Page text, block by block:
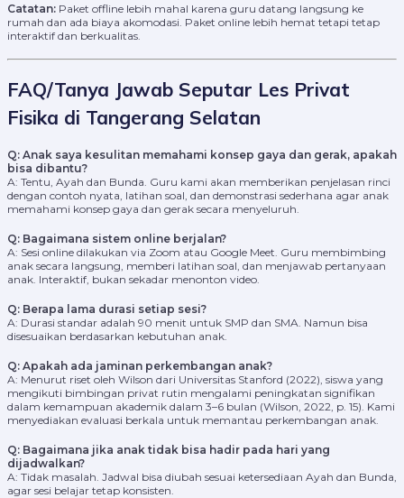
Catatan: Paket offline lebih mahal karena guru datang langsung ke
rumah dan ada biaya akomodasi. Paket online lebih hemat tetapi tetap
interaktif dan berkualitas.
FAQ/Tanya Jawab Seputar Les Privat
Fisika di Tangerang Selatan
Q: Anak saya kesulitan memahami konsep gaya dan gerak, apakah
bisa dibantu?
A: Tentu, Ayah dan Bunda. Guru kami akan memberikan penjelasan rinci
dengan contoh nyata, latihan soal, dan demonstrasi sederhana agar anak
memahami konsep gaya dan gerak secara menyeluruh.
Q: Bagaimana sistem online berjalan?
A: Sesi online dilakukan via Zoom atau Google Meet. Guru membimbing
anak secara langsung, memberi latihan soal, dan menjawab pertanyaan
anak. Interaktif, bukan sekadar menonton video.
Q: Berapa lama durasi setiap sesi?
A: Durasi standar adalah 90 menit untuk SMP dan SMA. Namun bisa
disesuaikan berdasarkan kebutuhan anak.
Q: Apakah ada jaminan perkembangan anak?
A: Menurut riset oleh Wilson dari Universitas Stanford (2022), siswa yang
mengikuti bimbingan privat rutin mengalami peningkatan signifikan
dalam kemampuan akademik dalam 3–6 bulan (Wilson, 2022, p. 15). Kami
menyediakan evaluasi berkala untuk memantau perkembangan anak.
Q: Bagaimana jika anak tidak bisa hadir pada hari yang
dijadwalkan?
A: Tidak masalah. Jadwal bisa diubah sesuai ketersediaan Ayah dan Bunda,
agar sesi belajar tetap konsisten.